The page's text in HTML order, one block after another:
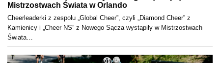
Mistrzostwach Świata w Orlando
Cheerleaderki z zespołu „Global Cheer”, czyli „Diamond Cheer” z
Kamienicy i „Cheer NS” z Nowego Sącza wystąpiły w Mistrzostwach
Świata…